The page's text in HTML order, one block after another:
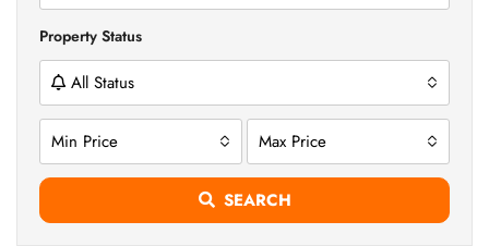
Property Status
All Status
Min Price Max Price
SEARCH